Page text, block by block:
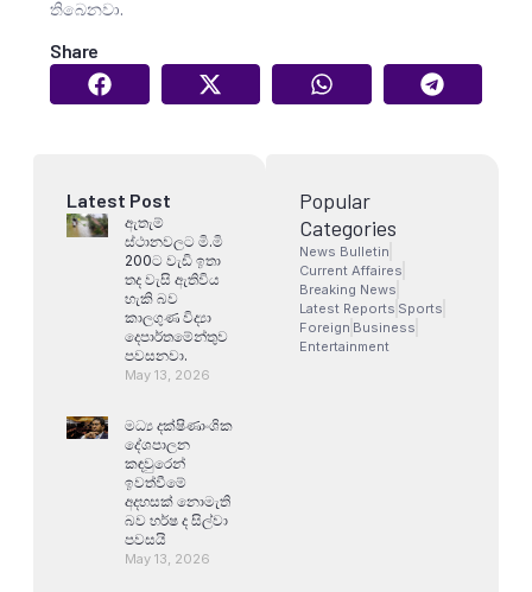
තිබෙනවා.
Share
Latest Post
ඇතැම්
ස්ථානවලට මි.මි
200ට වැඩි ඉතා
තද වැසි ඇතිවිය
හැකි බව
කාලගුණ විද්‍යා
දෙපාර්තමේන්තුව
පවසනවා.
May 13, 2026
මධ්‍ය දක්ෂිණාංශික
දේශපාලන
කඳවුරෙන්
ඉවත්වීමේ
අදහසක් නොමැති
බව හර්ෂ ද සිල්වා
පවසයි
May 13, 2026
Popular
Categories
News Bulletin
Current Affaires
Breaking News
Latest Reports Sports
Foreign Business
Entertainment